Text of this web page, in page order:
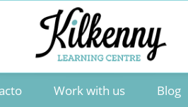
Work with us Blog